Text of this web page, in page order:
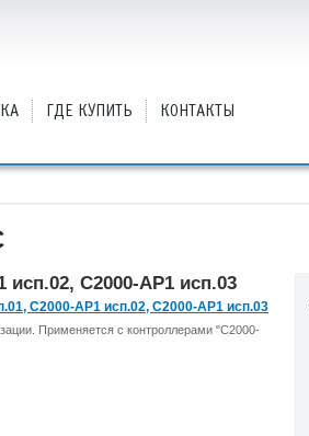
ГДЕ КУПИТЬ КОНТАКТЫ
исп.02, С2000-АР1 исп.03
С2000-АР1 исп.02, С2000-АР1 исп.03
Применяется с контроллерами "С2000-